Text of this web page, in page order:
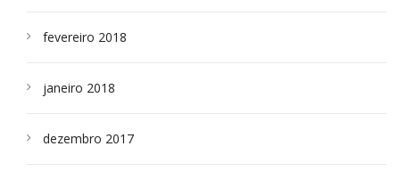
fevereiro 2018
janeiro 2018
dezembro 2017